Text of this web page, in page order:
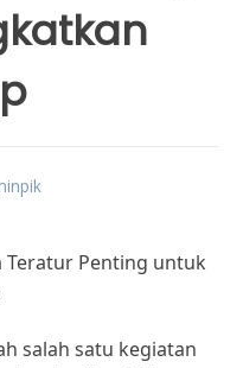
Teratur Penting untuk
salah satu kegiatan